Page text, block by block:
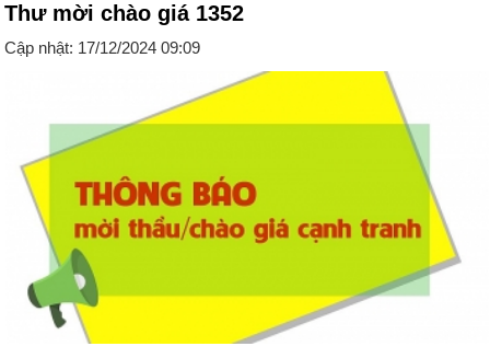
Thư mời chào giá 1352
Cập nhật: 17/12/2024 09:09